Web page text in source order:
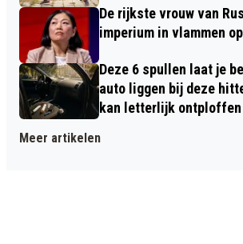
De rijkste vrouw van
imperium in vlammen
Deze 6 spullen laat je
auto liggen bij deze
kan letterlijk ontploffen
Meer artikelen